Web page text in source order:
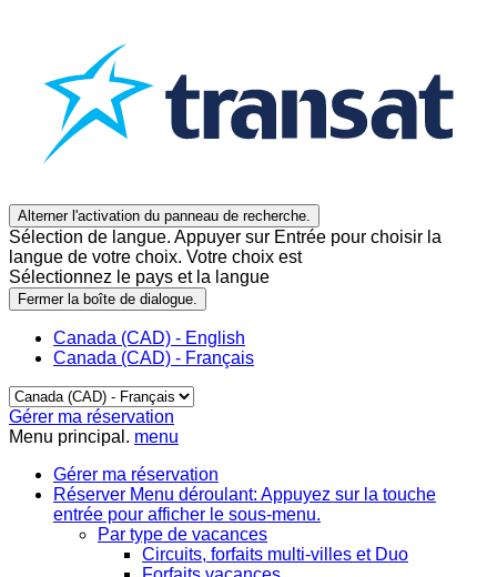
Alterner l'activation du panneau de recherche.
Sélection de langue. Appuyer sur Entrée pour choisir la
langue de votre choix. Votre choix est
Sélectionnez le pays et la langue
Fermer la boîte de dialogue.
Canada (CAD) - English
Canada (CAD) - Français
Gérer ma réservation
Menu principal. menu
Gérer ma réservation
Réserver Menu déroulant: Appuyez sur la touche
entrée pour afficher le sous-menu.
Par type de vacances
Circuits, forfaits multi-villes et Duo